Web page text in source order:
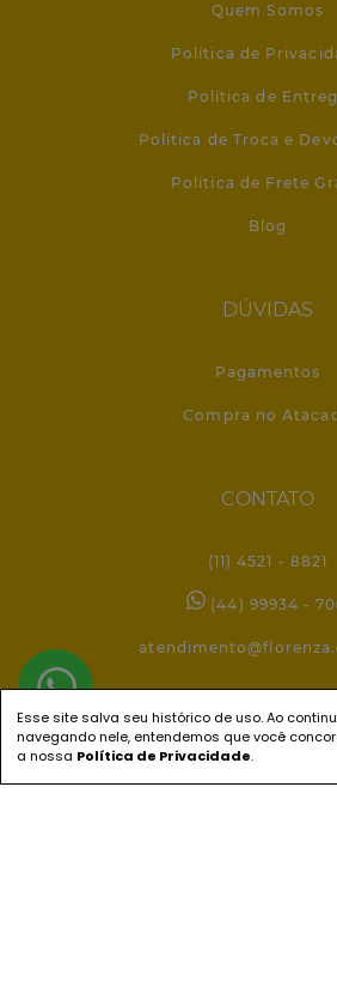
Quem Somos
Política de
Política de
Política de Troca e
Política de Frete
Blog
DÚVIDAS
Pagamentos
Compra no
CONTATO
(11) 4521 - 8821
(44) 99934 -
REDES
Esse site salva seu histórico de uso. Ao
navegando nele, entendemos que você
a nossa Política de Privacidade.